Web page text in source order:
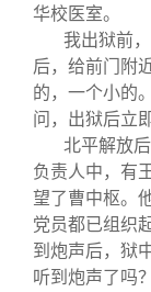
华校医室。
我出狱前
后，给前门附
的，一个小的
问，出狱后立
北平解放
负责人中，有
望了曹中枢。
党员都已组织
到炮声后，狱
听到炮声了吗